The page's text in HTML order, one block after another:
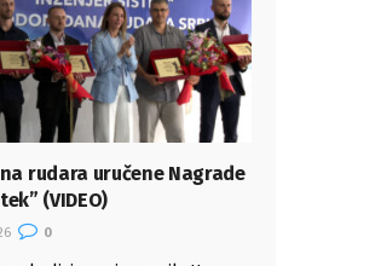
rudara uručene Nagrade
(VIDEO)
0